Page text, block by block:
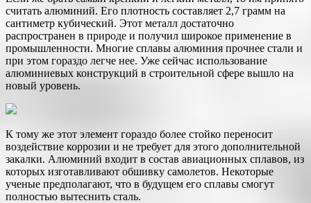
считать алюминий. Его плотность составляет 2,7 грамм на
сантиметр кубический. Этот металл достаточно
распространен в природе и получил широкое применение в
промышленности. Многие сплавы алюминия прочнее стали и
при этом гораздо легче нее. Уже сейчас использование
алюминиевых конструкций в строительной сфере вышло на
новый уровень.
К тому же этот элемент гораздо более стойко переносит
воздействие коррозии и не требует для этого дополнительной
закалки. Алюминий входит в состав авиационных сплавов, из
которых изготавливают обшивку самолетов. Некоторые
ученые предполагают, что в будущем его сплавы смогут
полностью вытеснить сталь.